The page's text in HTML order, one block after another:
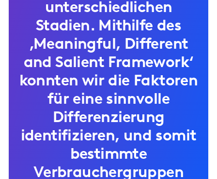
unterschiedlichen
Stadien. Mithilfe des
‚Meaningful, Different
and Salient Framework‘
konnten wir die Faktoren
für eine sinnvolle
Differenzierung
identifizieren, und somit
bestimmte
Verbrauchergruppen